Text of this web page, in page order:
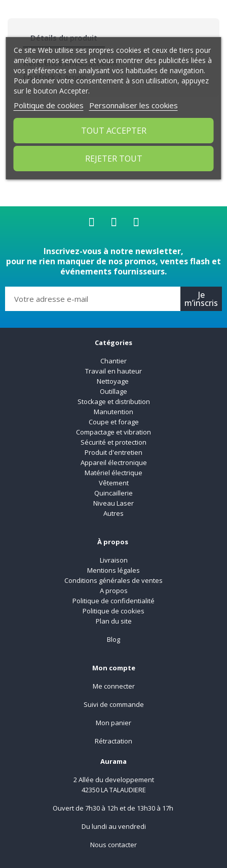
Détails du produit
Référence KING32808MR
En stock 1 Article
Commentaires (0)
Aucun avis n'a été publié pour le moment.
Inscrivez-vous à notre newsletter,
pour ne rien manquer de nos promos, ventes flash et
événements fournisseurs.
Je
m’inscris
Catégories
Chantier
Travail en hauteur
Nettoyage
Outillage
Stockage et distribution
Manutention
Coupe et forage
Compactage et vibration
Sécurité et protection
Produit d'entretien
Appareil électronique
Matériel électrique
Vêtement
Quincaillerie
Niveau Laser
Autres
À propos
Livraison
Mentions légales
Conditions générales de ventes
A propos
Politique de confidentialité
Politique de cookies
Plan du site
Blog
Mon compte
Me connecter
Suivi de commande
Mon panier
Rétractation
Aurama
2 Allée du developpement
42350 LA TALAUDIERE
Ouvert de 7h30 à 12h et de 13h30 à 17h
Du lundi au vendredi
Nous contacter
Ce site Web utilise ses propres cookies et ceux de tiers pour
améliorer nos services et vous montrer des publicités liées à
vos préférences en analysant vos habitudes de navigation.
Pour donner votre consentement à son utilisation, appuyez
sur le bouton Accepter.
Politique de cookies Personnaliser les cookies
REJETER TOUT
TOUT ACCEPTER